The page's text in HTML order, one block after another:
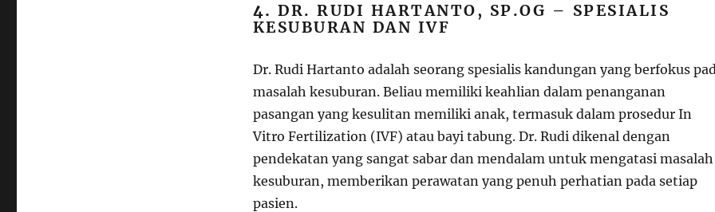
4.DR. RUDI HARTANTO, SP.OG – SPESIALIS
KESUBURAN DAN IVF
Dr. Rudi Hartanto adalah seorang spesialis kandungan yang berfokus
masalah kesuburan. Beliau memiliki keahlian dalam penanganan
pasangan yang kesulitan memiliki anak, termasuk dalam prosedur In
Vitro Fertilization (IVF) atau bayi tabung. Dr. Rudi dikenal dengan
pendekatan yang sangat sabar dan mendalam untuk mengatasi masalah
kesuburan, memberikan perawatan yang penuh perhatian pada setiap
pasien.